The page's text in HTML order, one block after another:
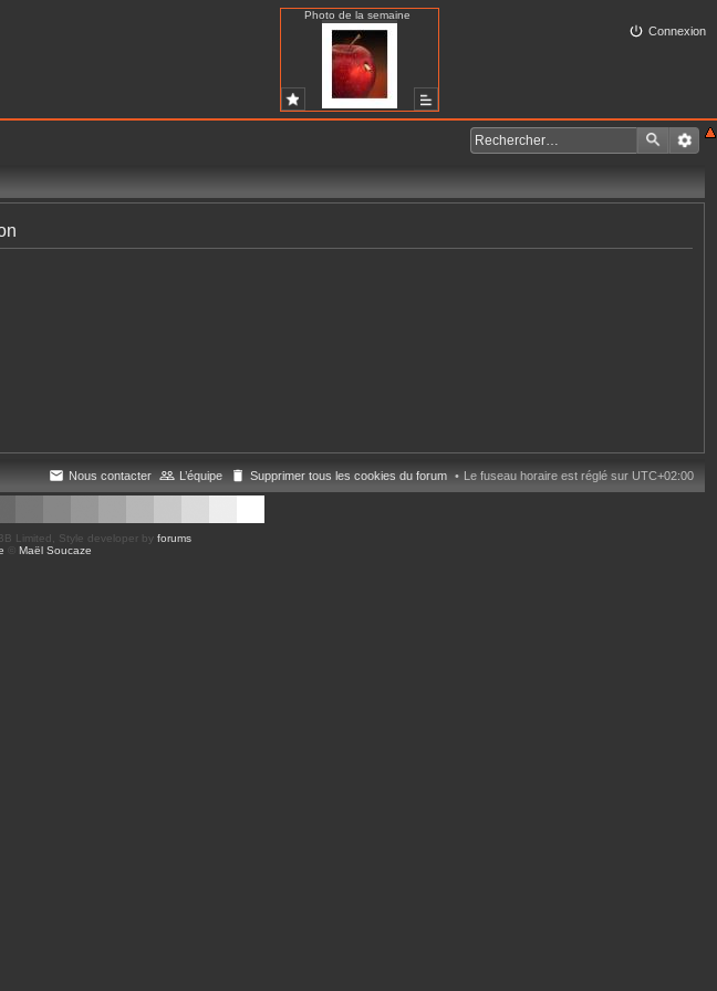
Photo de la semaine
Connexion
Le fuseau horaire est réglé sur UTC+02:00
Supprimer tous les cookies du forum
L’équipe
Nous contacter
Limited , Style developer by forums
Maël Soucaze